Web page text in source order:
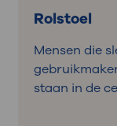
Rolstoel
Mensen die
staan in de